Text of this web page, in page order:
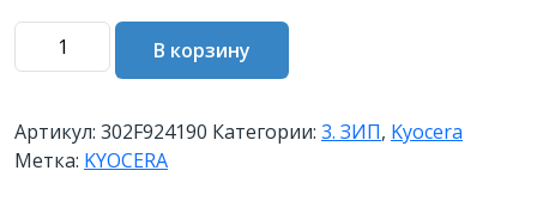
Количество
товара
KYOCERA
BUSH
TRANSFER
В корзину
Артикул: 302F924190 Категории: 3. ЗИП, Kyocera
Метка: KYOCERA